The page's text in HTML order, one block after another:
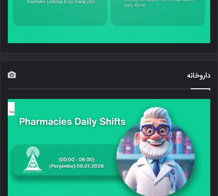
داروخانه